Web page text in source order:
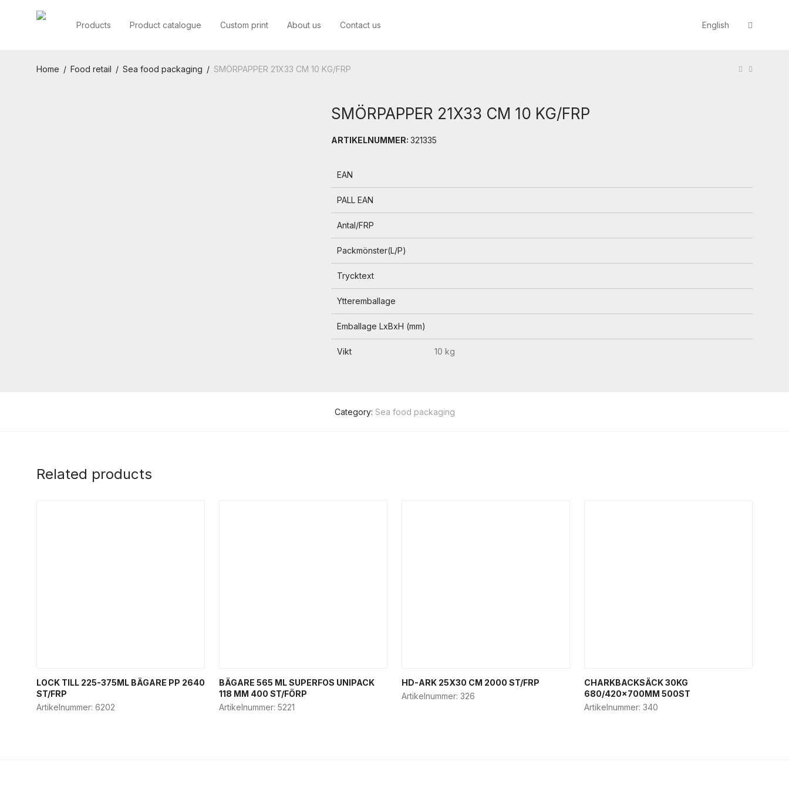
Products Product catalogue Custom print About us Contact us English
Home / Food retail / Sea food packaging / SMÖRPAPPER 21X33 CM 10 KG/FRP
SMÖRPAPPER 21X33 CM 10 KG/FRP
ARTIKELNUMMER: 321335
EAN
PALL EAN
Antal/FRP
Packmönster(L/P)
Trycktext
Ytteremballage
Emballage LxBxH (mm)
Vikt 10 kg
Category: Sea food packaging
Related products
LOCK TILL 225-375ML BÄGARE PP 2640
ST/FRP
Artikelnummer: 6202
BÄGARE 565 ML SUPERFOS UNIPACK
118 MM 400 ST/FÖRP
Artikelnummer: 5221
HD-ARK 25X30 CM 2000 ST/FRP
Artikelnummer: 326
CHARKBACKSÄCK 30KG
680/420x700MM 500ST
Artikelnummer: 340